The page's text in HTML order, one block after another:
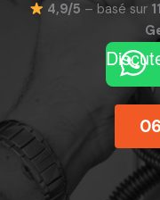
4,9/5 – basé sur